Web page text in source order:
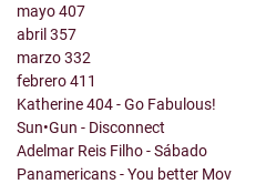
mayo407
abril357
marzo332
febrero411
Katherine 404 - Go Fabulous!
Sun•Gun - Disconnect
Adelmar Reis Filho - Sábado
Panamericans - You better Mov